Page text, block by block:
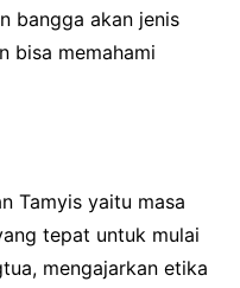
bangga akan jenis
bisa memahami
Tamyis yaitu masa
tepat untuk mulai
mengajarkan etika